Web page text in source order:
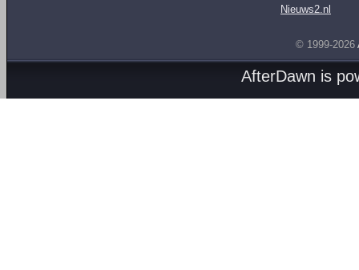
Nieuws2.nl
© 1999-2026
AfterDawn is